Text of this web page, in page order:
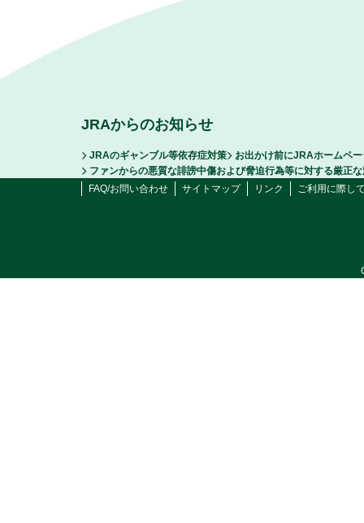
JRAからのお知らせ
JRAのギャンブル等依存症対策
お出かけ前にJRAホームペ
ファンからの悪質な誹謗中傷および脅迫行為等に対する厳正
FAQ/お問い合わせ
サイトマップ リンク ご利用に際し